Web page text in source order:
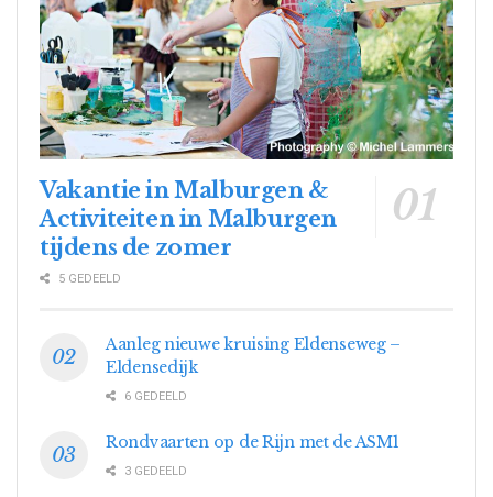
Vakantie in Malburgen &
Activiteiten in Malburgen
tijdens de zomer
5 GEDEELD
Aanleg nieuwe kruising Eldenseweg –
Eldensedijk
6 GEDEELD
Rondvaarten op de Rijn met de ASM1
3 GEDEELD